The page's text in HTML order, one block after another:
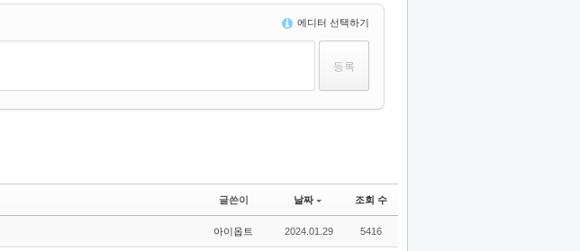
에디터 선택하기
글쓴이 날짜 조회 수
아이옵트 2024.01.29 5416